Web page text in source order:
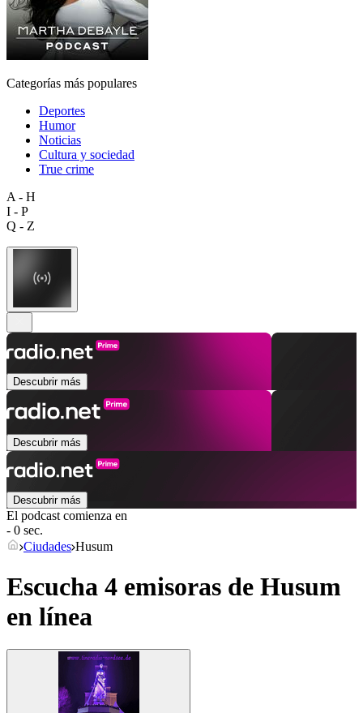
Categorías más populares
Deportes
Humor
Noticias
Cultura y sociedad
True crime
A - H
I - P
Q - Z
Descubrir más
Descubrir más
Descubrir más
El podcast comienza en
- 0 sec.
Ciudades Husum
Escucha 4 emisoras de Husum
en línea